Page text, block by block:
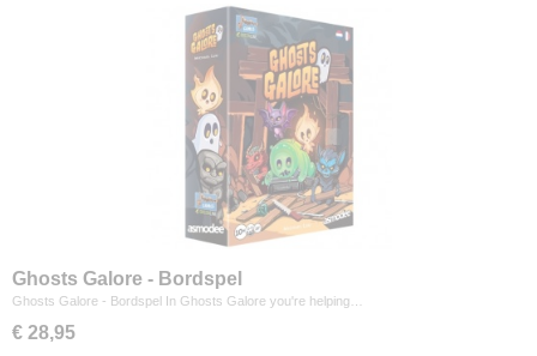
Ghosts Galore - Bordspel
Ghosts Galore - Bordspel In Ghosts Galore you're helping…
€ 28,95